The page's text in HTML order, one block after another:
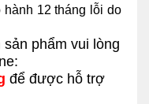
12 tháng lỗi do
phẩm vui lòng
để được hỗ trợ